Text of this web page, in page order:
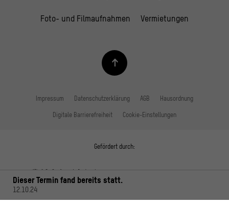
Dieser Termin fand bereits statt.
12.10.24
Foto- und Filmaufnahmen Vermietungen
Impressum Datenschutzerklärung AGB Hausordnung
Digitale Barrierefreiheit Cookie-Einstellungen
Gefördert durch: